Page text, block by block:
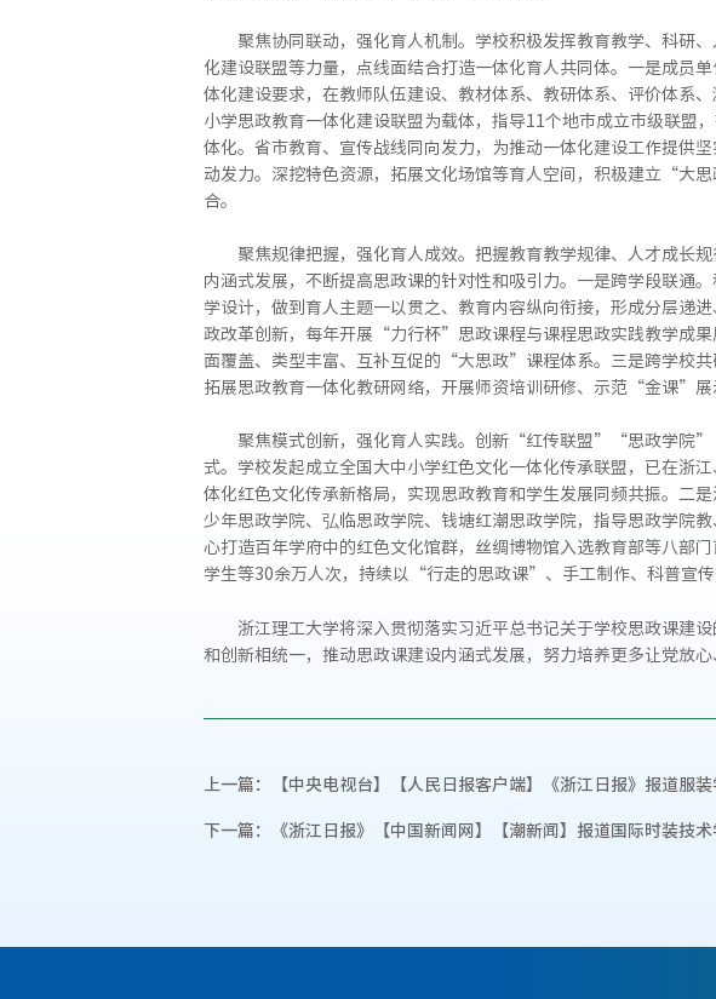
聚焦协同联动，强化育人机制。学校积极发挥教育教学、科研
化建设联盟等力量，点线面结合打造一体化育人共同体。一是成员
体化建设要求，在教师队伍建设、教材体系、教研体系、评价体系
小学思政教育一体化建设联盟为载体，指导11个地市成立市级联盟
体化。省市教育、宣传战线同向发力，为推动一体化建设工作提供
动发力。深挖特色资源，拓展文化场馆等育人空间，积极建立“
合。
聚焦规律把握，强化育人成效。把握教育教学规律、人才成长
内涵式发展，不断提高思政课的针对性和吸引力。一是跨学段联通
学设计，做到育人主题一以贯之、教育内容纵向衔接，形成分层
政改革创新，每年开展“力行杯”思政课程与课程思政实践教学成
面覆盖、类型丰富、互补互促的“大思政”课程体系。三是跨学校
拓展思政教育一体化教研网络，开展师资培训研修、示范“金课”展
聚焦模式创新，强化育人实践。创新“红传联盟”“思政学院
式。学校发起成立全国大中小学红色文化一体化传承联盟，已在浙
体化红色文化传承新格局，实现思政教育和学生发展同频共振。
少年思政学院、弘临思政学院、钱塘红潮思政学院，指导思政学
心打造百年学府中的红色文化馆群，丝绸博物馆入选教育部等八
学生等30余万人次，持续以“行走的思政课”、手工制作、科普宣
浙江理工大学将深入贯彻落实习近平总书记关于学校思政课建
和创新相统一，推动思政课建设内涵式发展，努力培养更多让党放
上一篇：
【中央电视台】【人民日报客户端】《浙江日报》报道
下一篇：
《浙江日报》【中国新闻网】【潮新闻】报道国际时装技